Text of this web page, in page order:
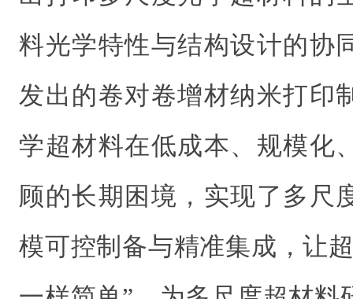
料光学特性与结构设计的协
发出的卷对卷增材纳米打印
学超材料在低成本、规模化
顾的长期困境，实现了多尺
模可控制备与精准集成，让